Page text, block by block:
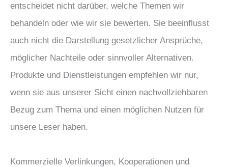
entscheidet nicht darüber, welche Themen wir
behandeln oder wie wir sie bewerten. Sie beeinflusst
auch nicht die Darstellung gesetzlicher Ansprüche,
möglicher Nachteile oder sinnvoller Alternativen.
Produkte und Dienstleistungen empfehlen wir nur,
wenn sie aus unserer Sicht einen nachvollziehbaren
Bezug zum Thema und einen möglichen Nutzen für
unsere Leser haben.
Kommerzielle Verlinkungen, Kooperationen und